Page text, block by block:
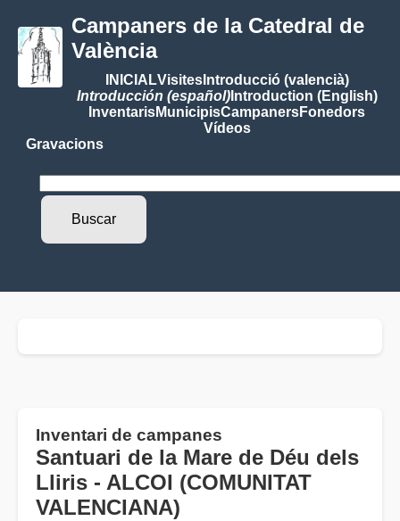
Campaners de la Catedral de
València
INICIALVisitesIntroducció (valencià)
Introducción (español)Introduction (English)
InventarisMunicipisCampanersFonedors
Vídeos
Gravacions
Inventari de campanes
Santuari de la Mare de Déu dels
Lliris - ALCOI (COMUNITAT
VALENCIANA)